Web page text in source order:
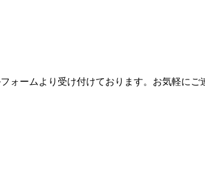
ームより受け付けております。お気軽にご